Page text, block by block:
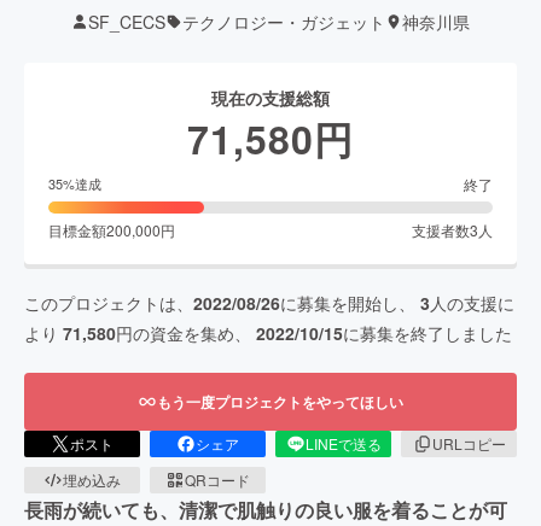
SF_CECS テクノロジー・ガジェット 神奈川県
現在の支援総額
71,580円
35%達成 終了
目標金額200,000円 支援者数3 人
このプロジェクトは、 2022/08/26に募集を開始し、 3 人の支援に
より 71,580円の資金を集め、 2022/10/15に募集を終了しました
もう一度プロジェクトをやってほしい
ポスト シェア LINEで送る
URLコピー
埋め込み
QRコード
長雨が続いても、清潔で肌触りの良い服を着ることが可